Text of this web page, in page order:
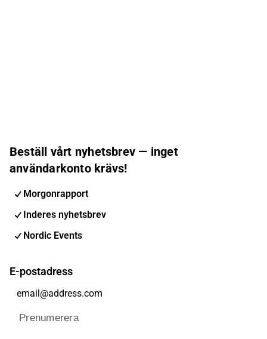
Beställ vårt nyhetsbrev — inget
användarkonto krävs!
Morgonrapport
Inderes nyhetsbrev
Nordic Events
E-postadress
Prenumerera